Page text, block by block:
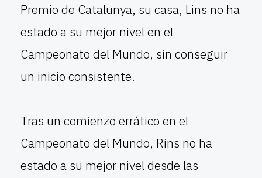
Premio de Catalunya, su casa, Lins no ha
estado a su mejor nivel en el
Campeonato del Mundo, sin conseguir
un inicio consistente.
Tras un comienzo errático en el
Campeonato del Mundo, Rins no ha
estado a su mejor nivel desde las